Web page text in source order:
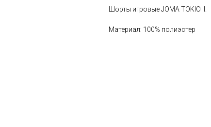
Шорты игровые JOMA TOKIO II.
Материал: 100% полиэстер